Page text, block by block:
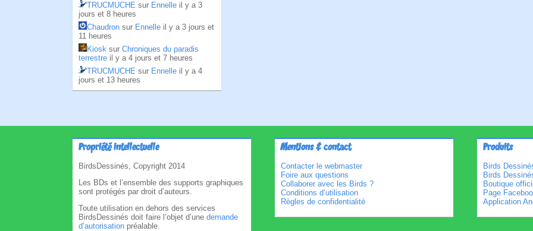
TRUCMUCHE sur Ennelle il y a 3
jours et 8 heures
Chaudron sur Ennelle il y a 3 jours et
11 heures
Kiosk sur Chroniques du paradis
terrestre il y a 4 jours et 7 heures
TRUCMUCHE sur Ennelle il y a 4
jours et 13 heures
Propriété intellectuelle
BirdsDessinés, Copyright 2014
Les BDs et l’ensemble des supports graphiques
sont protégés par droit d’auteurs.
Toute utilisation en dehors des services
BirdsDessinés doit faire l’objet d’une demande
d’autorisation préalable.
Mentions & contact
Contacter le webmaster
Foire aux questions
Collaborer avec les Birds ?
Conditions d’utilisation
Règles de confidentialité
Produits
Birds
Birds
Boutique
Page
Application